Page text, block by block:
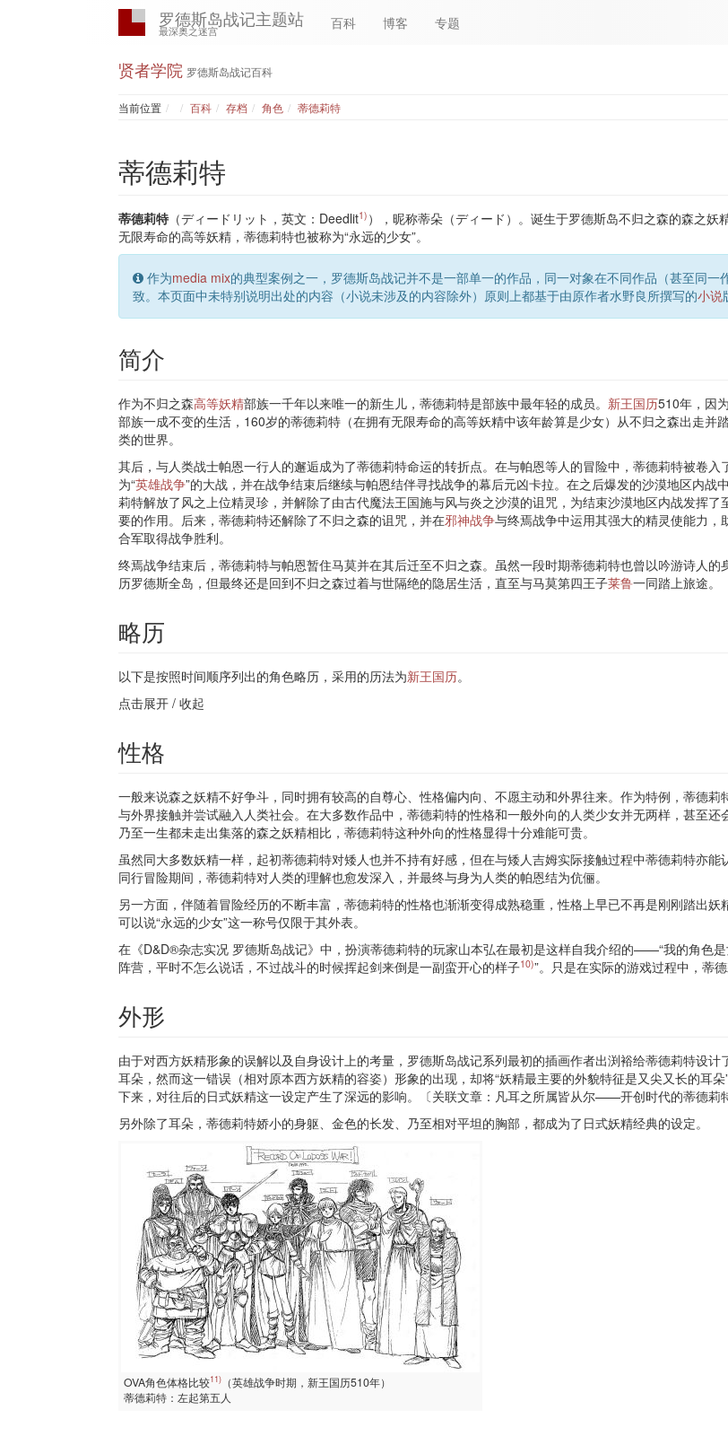
罗德斯岛战记主题站
最深奥之迷宫 百科 博客 专题
贤者学院 罗德斯岛战记百科
当前位置 Home
百科 存档 角色 蒂德莉特
蒂德莉特
蒂德莉特 （ディードリット，英文：Deedlit1) ），昵称蒂朵（ディード）。诞生于罗德斯岛不归之森的森之妖
无限寿命的高等妖精，蒂德莉特也被称为“永远的少女”。
作为media mix的典型案例之一，罗德斯岛战记并不是一部单一的作品，同一对象在不同作品（甚至同一
致。本页面中未特别说明出处的内容（小说未涉及的内容除外）原则上都基于由原作者水野良所撰写的小说
简介
作为不归之森高等妖精部族一千年以来唯一的新生儿，蒂德莉特是部族中最年轻的成员。 新王国历510年，因
部族一成不变的生活，160岁的蒂德莉特（在拥有无限寿命的高等妖精中该年龄算是少女）从不归之森出走并
类的世界。
其后，与人类战士帕恩一行人的邂逅成为了蒂德莉特命运的转折点。在与帕恩等人的冒险中，蒂德莉特被卷入
为“英雄战争”的大战，并在战争结束后继续与帕恩结伴寻找战争的幕后元凶卡拉。在之后爆发的沙漠地区内战
莉特解放了风之上位精灵珍，并解除了由古代魔法王国施与风与炎之沙漠的诅咒，为结束沙漠地区内战发挥了
要的作用。后来，蒂德莉特还解除了不归之森的诅咒，并在邪神战争与终焉战争中运用其强大的精灵使能力，
合军取得战争胜利。
终焉战争结束后，蒂德莉特与帕恩暂住马莫并在其后迁至不归之森。虽然一段时期蒂德莉特也曾以吟游诗人的
历罗德斯全岛，但最终还是回到不归之森过着与世隔绝的隐居生活，直至与马莫第四王子莱鲁一同踏上旅途。
略历
以下是按照时间顺序列出的角色略历，采用的历法为新王国历。
点击展开 / 收起
性格
一般来说森之妖精不好争斗，同时拥有较高的自尊心、性格偏内向、不愿主动和外界往来。作为特例，蒂德
与外界接触并尝试融入人类社会。在大多数作品中，蒂德莉特的性格和一般外向的人类少女并无两样，甚至还
乃至一生都未走出集落的森之妖精相比，蒂德莉特这种外向的性格显得十分难能可贵。
虽然同大多数妖精一样，起初蒂德莉特对矮人也并不持有好感，但在与矮人吉姆实际接触过程中蒂德莉特亦能
同行冒险期间，蒂德莉特对人类的理解也愈发深入，并最终与身为人类的帕恩结为伉俪。
另一方面，伴随着冒险经历的不断丰富，蒂德莉特的性格也渐渐变得成熟稳重，性格上早已不再是刚刚踏出妖
可以说“永远的少女”这一称号仅限于其外表。
在《D&D®杂志实况 罗德斯岛战记》中，扮演蒂德莉特的玩家山本弘在最初是这样自我介绍的——“我的角色
阵营，平时不怎么说话，不过战斗的时候挥起剑来倒是一副蛮开心的样子10)”。只是在实际的游戏过程中，蒂
外形
由于对西方妖精形象的误解以及自身设计上的考量，罗德斯岛战记系列最初的插画作者出渕裕给蒂德莉特设计
耳朵，然而这一错误（相对原本西方妖精的容姿）形象的出现，却将“妖精最主要的外貌特征是又尖又长的耳
下来，对往后的日式妖精这一设定产生了深远的影响。〔关联文章：凡耳之所属皆从尔——开创时代的蒂德莉
另外除了耳朵，蒂德莉特娇小的身躯、金色的长发、乃至相对平坦的胸部，都成为了日式妖精经典的设定。
OVA角色体格比较11) （英雄战争时期，新王国历510年）
蒂德莉特：左起第五人